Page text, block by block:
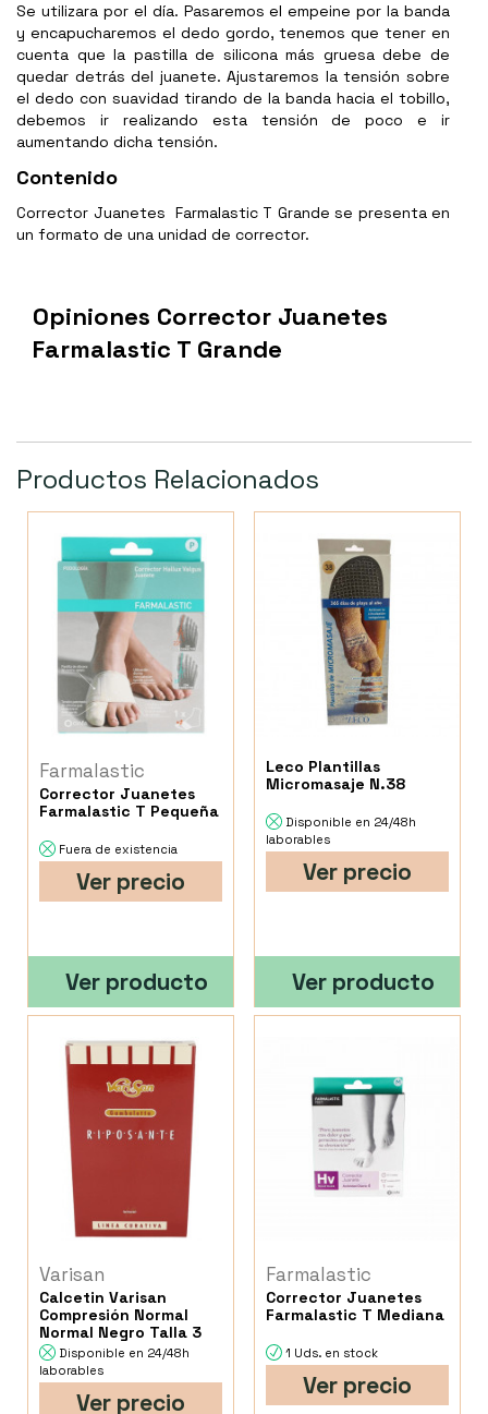
Se utilizara por el día. Pasaremos el empeine por la banda
y encapucharemos el dedo gordo, tenemos que tener en
cuenta que la pastilla de silicona más gruesa debe de
quedar detrás del juanete. Ajustaremos la tensión sobre
el dedo con suavidad tirando de la banda hacia el tobillo,
debemos ir realizando esta tensión de poco e ir
aumentando dicha tensión.
Contenido
Corrector Juanetes Farmalastic T Grande se presenta en
un formato de una unidad de corrector.
Opiniones Corrector Juanetes
Farmalastic T Grande
Productos Relacionados
Farmalastic
Corrector Juanetes
Farmalastic T Pequeña
Fuera de existencia
Ver precio
Ver producto
Leco Plantillas
Micromasaje N.38
Disponible en 24/48h
laborables
Ver precio
Ver producto
Varisan
Calcetin Varisan
Compresión Normal
Normal Negro Talla 3
Disponible en 24/48h
laborables
Ver precio
Farmalastic
Corrector Juanetes
Farmalastic T Mediana
1 Uds. en stock
Ver precio